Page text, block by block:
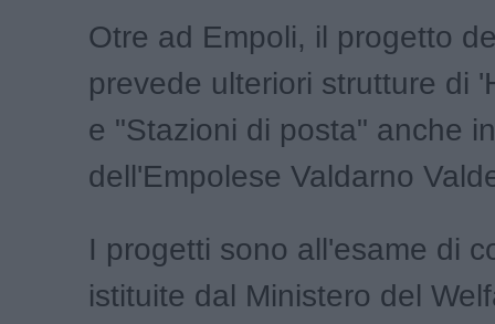
Otre ad Empoli, il progetto
prevede ulteriori strutture di
e "Stazioni di posta" anche
dell'Empolese Valdarno
I progetti sono all'esame di
istituite dal Ministero del